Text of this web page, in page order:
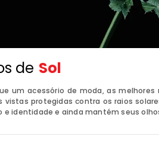
de Sol
um acessório de moda, as
vistas protegidas contra os raios
e identidade e ainda mantém seus